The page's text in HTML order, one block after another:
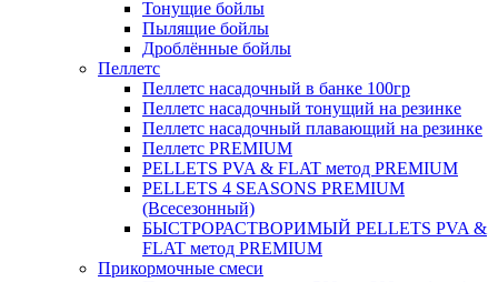
Тонущие бойлы
Пылящие бойлы
Дроблённые бойлы
Пеллетс
Пеллетс насадочный в банке 100гр
Пеллетс насадочный тонущий на резинке
Пеллетс насадочный плавающий на резинке
Пеллетс PREMIUM
PELLETS PVA & FLAT метод PREMIUM
PELLETS 4 SEASONS PREMIUM
(Всесезонный)
БЫСТРОРАСТВОРИМЫЙ PELLETS PVA &
FLAT метод PREMIUM
Прикормочные смеси